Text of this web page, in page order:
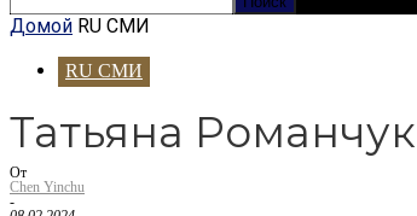
Домой RU СМИ
RU СМИ
Татьяна
От
Chen Yinchu
-